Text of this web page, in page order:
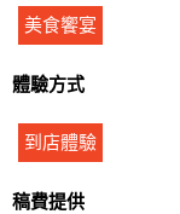
美食饗宴
體驗方式
到店體驗
稿費提供